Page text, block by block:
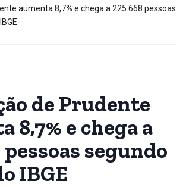
aumenta 8,7% e chega a 225.668 pessoas
de Prudente
8,7% e chega a
pessoas segundo
IBGE